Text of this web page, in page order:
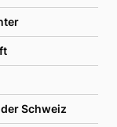
Schweiz